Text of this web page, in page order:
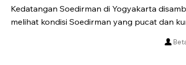
Kedatangan Soedirman di Yogyakarta
melihat kondisi Soedirman yang pucat dan